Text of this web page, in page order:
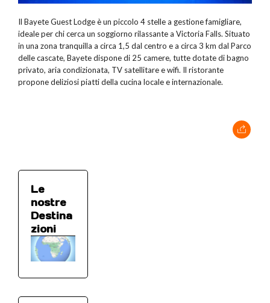
Il Bayete Guest Lodge è un piccolo 4 stelle a gestione famigliare,
ideale per chi cerca un soggiorno rilassante a Victoria Falls. Situato
in una zona tranquilla a circa 1,5 dal centro e a circa 3 km dal Parco
delle cascate, Bayete dispone di 25 camere, tutte dotate di bagno
privato, aria condizionata, TV satellitare e wifi. Il ristorante
propone deliziosi piatti della cucina locale e internazionale.
Le
nostre
Destina
zioni